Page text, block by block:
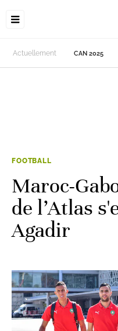
Actuellement CAN 2025
FOOTBALL
Maroc-
de l’Atlas
Agadir